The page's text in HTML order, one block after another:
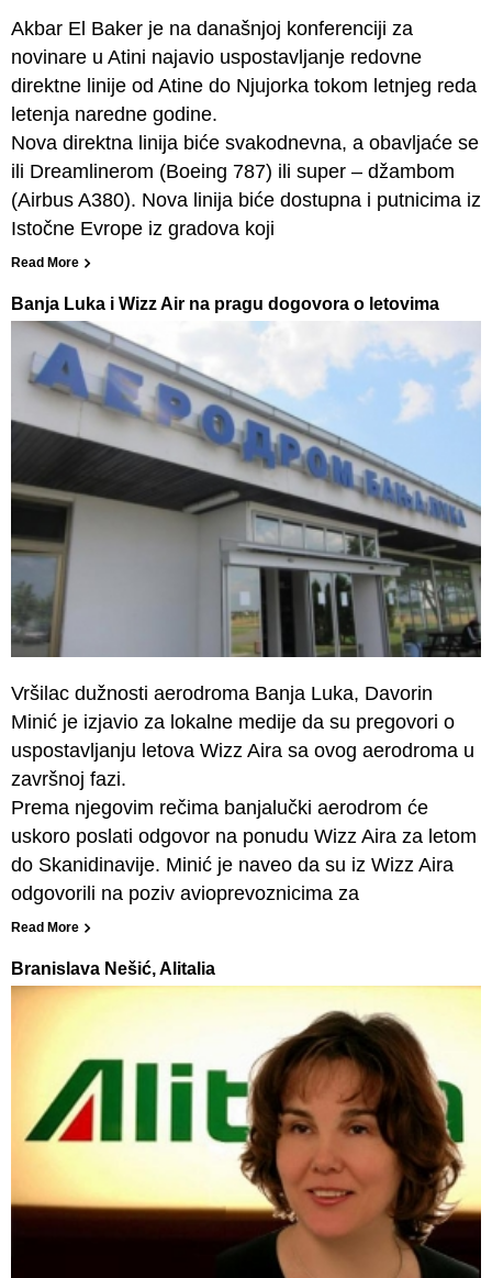
Akbar El Baker je na današnjoj konferenciji za
novinare u Atini najavio uspostavljanje redovne
direktne linije od Atine do Njujorka tokom letnjeg reda
letenja naredne godine.
Nova direktna linija biće svakodnevna, a obavljaće se
ili Dreamlinerom (Boeing 787) ili super – džambom
(Airbus A380). Nova linija biće dostupna i putnicima iz
Istočne Evrope iz gradova koji
Read More
Banja Luka i Wizz Air na pragu dogovora o letovima
Vršilac dužnosti aerodroma Banja Luka, Davorin
Minić je izjavio za lokalne medije da su pregovori o
uspostavljanju letova Wizz Aira sa ovog aerodroma u
završnoj fazi.
Prema njegovim rečima banjalučki aerodrom će
uskoro poslati odgovor na ponudu Wizz Aira za letom
do Skanidinavije. Minić je naveo da su iz Wizz Aira
odgovorili na poziv avioprevoznicima za
Read More
Branislava Nešić, Alitalia